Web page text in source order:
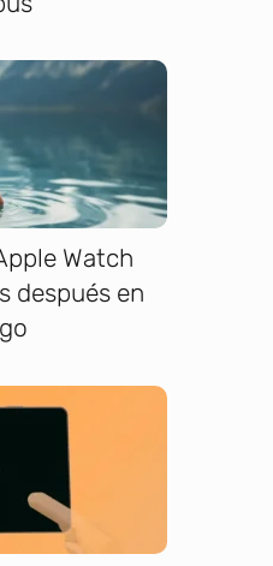
Watch
después en